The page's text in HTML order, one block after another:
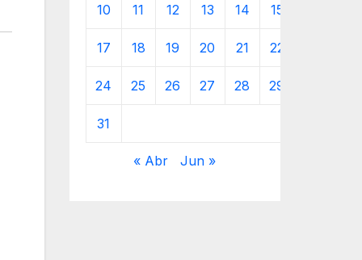
10 11 12 13 14 15
17 18 19 20 21 22
24 25 26 27 28 29
31
« Abr Jun »